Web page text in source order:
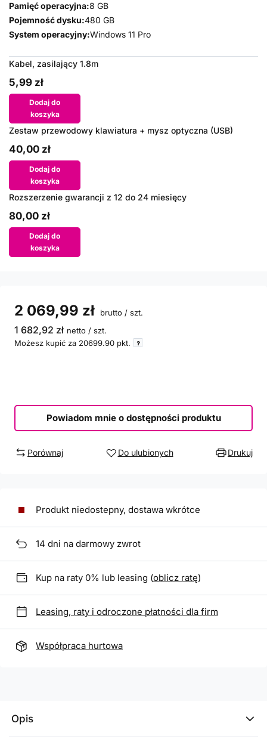
Pamięć operacyjna:8 GB
Pojemność dysku:480 GB
System operacyjny:Windows 11 Pro
Kabel, zasilający 1.8m
5,99 zł
Dodaj do
koszyka
Zestaw przewodowy klawiatura + mysz optyczna (USB)
40,00 zł
Dodaj do
koszyka
Rozszerzenie gwarancji z 12 do 24 miesięcy
80,00 zł
Dodaj do
koszyka
2 069,99 zł brutto / szt.
1 682,92 zł netto / szt.
Możesz kupić za 20699.90 pkt.
Powiadom mnie o dostępności produktu
Porównaj Do ulubionych Drukuj
Produkt niedostepny, dostawa wkrótce
14 dni na darmowy zwrot
Kup na raty 0% lub leasing (oblicz ratę)
Leasing, raty i odroczone płatności dla firm
Współpraca hurtowa
Opis